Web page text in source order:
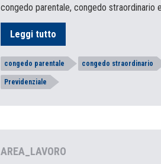
congedo parentale, congedo straordinario
Leggi tutto
congedo parentale congedo straordinario
Previdenziale
AREA_LAVORO